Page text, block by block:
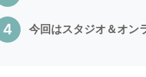
今回はスタジオ＆オン